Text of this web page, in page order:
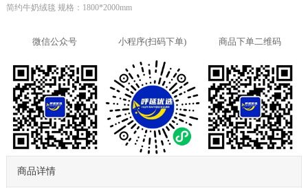
简约牛奶绒毯 规格：1800*2000mm
微信公众号 小程序(扫码下单) 商品下单二维码
商品详情